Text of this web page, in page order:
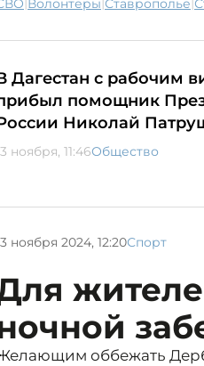
СВО
волонтеры Ставрополье
Дагестан с рабочим
помощник
Николай
ноября, 11:46Общество
ноября 2024, 12:20Спорт
оббежать